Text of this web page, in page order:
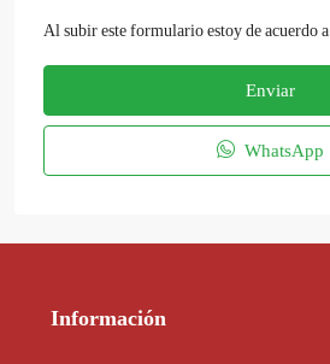
Al subir este formulario estoy de acuerdo a
Enviar
WhatsApp
Información